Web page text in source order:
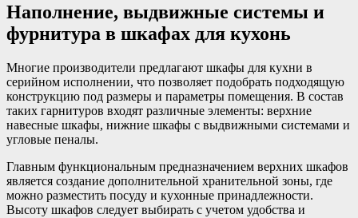
Наполнение, выдвижные системы и
фурнитура в шкафах для кухонь
Многие производители предлагают шкафы для кухни в
серийном исполнении, что позволяет подобрать подходящую
конструкцию под размеры и параметры помещения. В состав
таких гарнитуров входят различные элементы: верхние
навесные шкафы, нижние шкафы с выдвижными системами и
угловые пеналы.
Главным функциональным предназначением верхних шкафов
является создание дополнительной хранительной зоны, где
можно разместить посуду и кухонные принадлежности.
Высоту шкафов следует выбирать с учетом удобства и